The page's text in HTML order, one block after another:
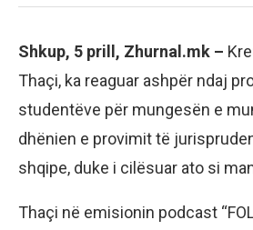
Shkup, 5 prill, Zhurnal.mk –
Thaçi, ka reaguar ashpër ndaj
studentëve për mungesën e
dhënien e provimit të
shqipe, duke i cilësuar ato si
Thaçi në emisionin podcast